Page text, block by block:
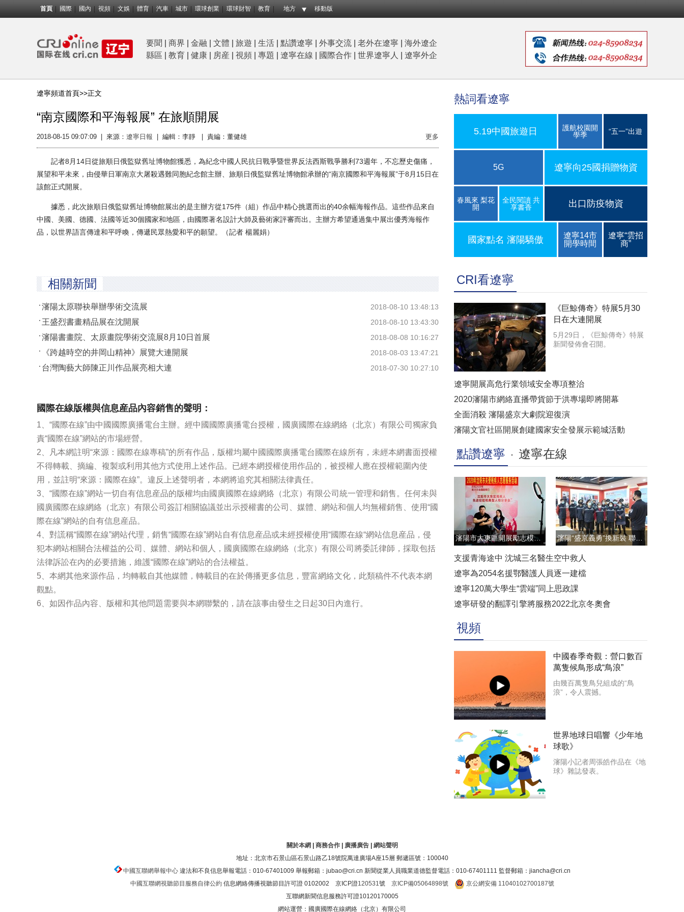
首頁 國際 國內 視頻 文娛 體育 汽車 城市 環球創業 環球財智 教育 地方 移動版
要聞 商界 金融 文體 旅遊 生活 點讚遼寧 外事交流 老外在遼寧
海外遼企
縣區
教育 健康 房産 視頻 專題 遼寧在線 國際合作 世界遼寧人 遼寧外企
遼寧頻道首頁>>正文
“南京國際和平海報展” 在旅順開展
2018-08-15 09:07:09 來源： 遼寧日報 編輯：李靜 | 責編：董健雄 更多
記者8月14日從旅順日俄監獄舊址博物館獲悉，為紀念中國人民抗日戰爭暨世界反法西斯戰爭勝利73週年，不忘歷史傷痛，
展望和平未來，由侵華日軍南京大屠殺遇難同胞紀念館主辦、旅順日俄監獄舊址博物館承辦的“南京國際和平海報展”于8月15日在
該館正式開展。
據悉，此次旅順日俄監獄舊址博物館展出的是主辦方從175件（組）作品中精心挑選而出的40余幅海報作品。這些作品來自
中國、美國、德國、法國等近30個國家和地區，由國際著名設計大師及藝術家評審而出。主辦方希望通過集中展出優秀海報作
品，以世界語言傳達和平呼喚，傳遞民眾熱愛和平的願望。（記者 楊麗娟）
相關新聞
2018-08-10 13:48:13
瀋陽太原聯袂舉辦學術交流展
2018-08-10 13:43:30
王盛烈書畫精品展在沈開展
2018-08-08 10:16:27
瀋陽書畫院、太原畫院學術交流展8月10日首展
2018-08-03 13:47:21
《跨越時空的井岡山精神》展覽大連開展
2018-07-30 10:27:10
台灣陶藝大師陳正川作品展亮相大連
國際在線版權與信息産品內容銷售的聲明：
1、“國際在線”由中國國際廣播電台主辦。經中國國際廣播電台授權，國廣國際在線網絡（北京）有限公司獨家負
責“國際在線”網站的市場經營。
2、凡本網註明“來源：國際在線專稿”的所有作品，版權均屬中國國際廣播電台國際在線所有，未經本網書面授權
不得轉載、摘編、複製或利用其他方式使用上述作品。已經本網授權使用作品的，被授權人應在授權範圍內使
用，並註明“來源：國際在線”。違反上述聲明者，本網將追究其相關法律責任。
3、“國際在線”網站一切自有信息産品的版權均由國廣國際在線網絡（北京）有限公司統一管理和銷售。任何未與
國廣國際在線網絡（北京）有限公司簽訂相關協議並出示授權書的公司、媒體、網站和個人均無權銷售、使用“國
際在線”網站的自有信息産品。
4、對謊稱“國際在線”網站代理，銷售“國際在線”網站自有信息産品或未經授權使用“國際在線“網站信息産品，侵
犯本網站相關合法權益的公司、媒體、網站和個人，國廣國際在線網絡（北京）有限公司將委託律師，採取包括
法律訴訟在內的必要措施，維護“國際在線”網站的合法權益。
5、本網其他來源作品，均轉載自其他媒體，轉載目的在於傳播更多信息，豐富網絡文化，此類稿件不代表本網
觀點。
6、如因作品內容、版權和其他問題需要與本網聯繫的，請在該事由發生之日起30日內進行。
熱詞看遼寧
5.19中國旅遊日
護航校園開
學季
“五一”出遊
5G 遼寧向25國捐贈物資
春風來 梨花
開
全民閱讀 共
享書香
出口防疫物資
國家點名 瀋陽驕傲
遼寧14市
開學時間
遼寧“雲招
商”
CRI看遼寧
《巨鯨傳奇》特展5月30
日在大連開展
5月29日，《巨鯨傳奇》特展
新聞發佈會召開。
遼寧開展高危行業領域安全專項整治
2020瀋陽市網絡直播帶貨節于洪專場即將開幕
全面消殺 瀋陽盛京大劇院迎復演
瀋陽文官社區開展創建國家安全發展示範城活動
點讚遼寧 遼寧在線
瀋陽市大東區開展勵志模範雲直播訪談活動
支援青海途中 沈城三名醫生空中救人
遼寧為2054名援鄂醫護人員逐一建檔
遼寧120萬大學生“雲端”同上思政課
遼寧研發的翻譯引擎將服務2022北京冬奧會
視頻
中國春季奇觀：營口數百
萬隻候鳥形成“鳥浪”
由幾百萬隻鳥兒組成的“鳥
浪”，令人震撼。
世界地球日唱響《少年地
球歌》
瀋陽小記者周張皓作品在《地
球》雜誌發表。
關於本網 商務合作| 廣播廣告| 網站聲明
地址：北京市石景山區石景山路乙18號院萬達廣場A座15層 郵遞區號：100040
中國互聯網舉報中心違法和不良信息舉報電話：010-67401009 舉報郵箱：jubao@cri.cn 新聞從業人員職業道德監督電話：010-67401111 監督郵箱：jiancha@cri.cn
中國互聯網視聽節目服務自律公約信息網絡傳播視聽節目許可證 0102002 京ICP證120531號 京ICP備05064898號
京公網安備 11040102700187號
互聯網新聞信息服務許可證10120170005
網站運營：國廣國際在線網絡（北京）有限公司